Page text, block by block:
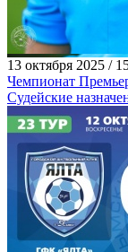
13 октября 2025 /
Чемпионат
Судейские